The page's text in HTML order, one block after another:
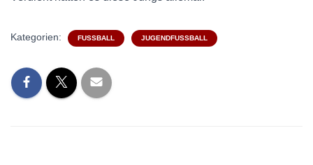
Kategorien: FUSSBALL JUGENDFUSSBALL